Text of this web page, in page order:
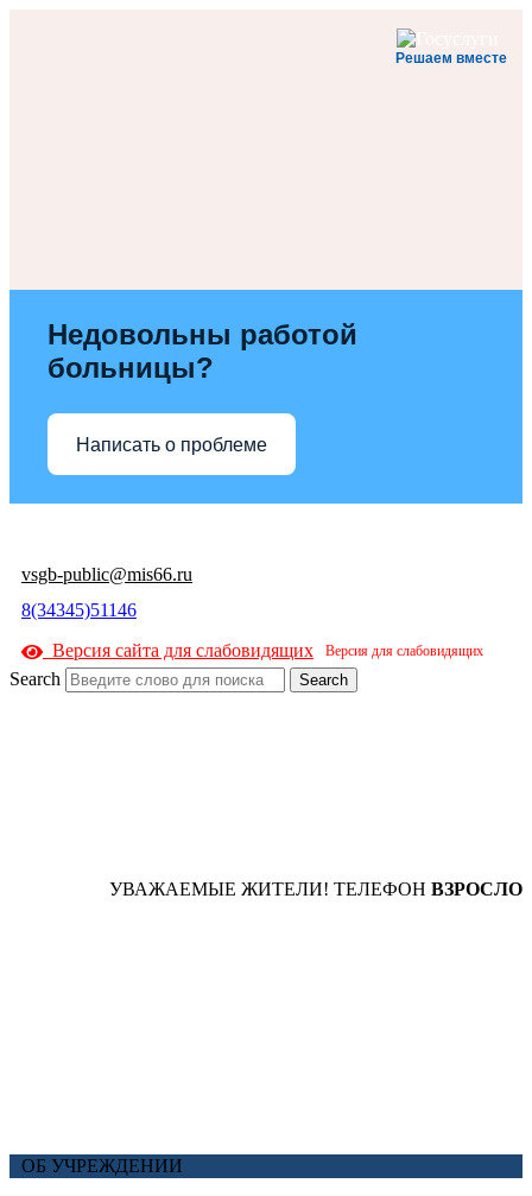
Решаем вместе
Недовольны работой
больницы?
Написать о проблеме
vsgb-public@mis66.ru
8(34345)51146
Версия сайта для слабовидящих
Search
Search
УВАЖАЕМЫЕ ЖИТЕЛИ! ТЕЛЕФОНВЗРОСЛОЙ
ОБ УЧРЕЖДЕНИИ